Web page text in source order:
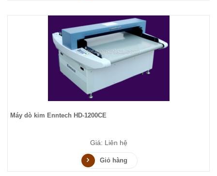
Máy dò kim Enntech HD-1200CE
Giá: Liên hệ
Giỏ hàng